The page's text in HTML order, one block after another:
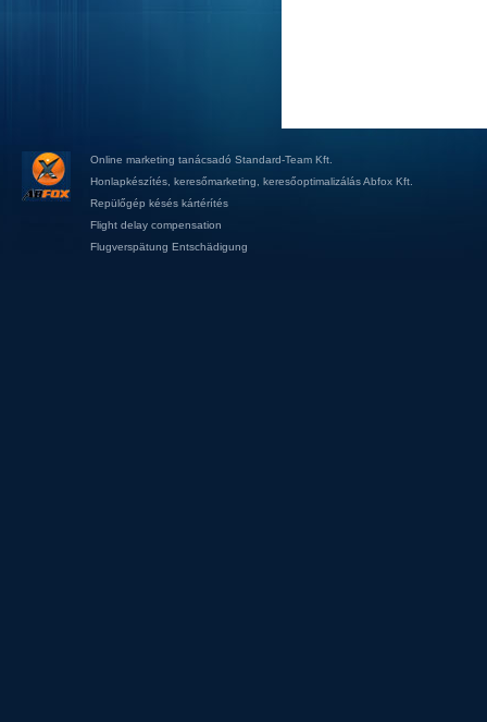
Online marketing tanácsadó Standard-Team Kft.
Honlapkészítés keresőmarketing keresőoptimalizálásAbfox Kft.
Repülőgép késés kártérítés
Flight delay compensation
Flugverspätung Entschädigung